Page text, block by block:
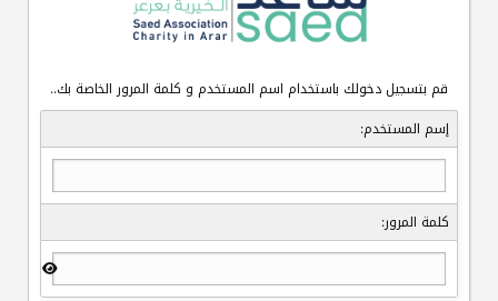
قم بتسجيل دخولك باستخدام اسم المستخدم و كلمة المرور الخاصة بك..
إسم المستخدم:
كلمة المرور: